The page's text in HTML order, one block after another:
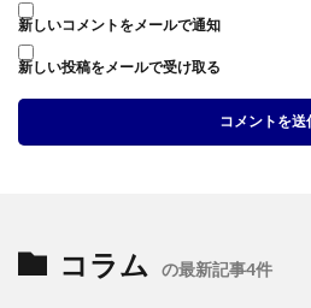
新しいコメントをメールで通知
新しい投稿をメールで受け取る
コラム の最新記事4件